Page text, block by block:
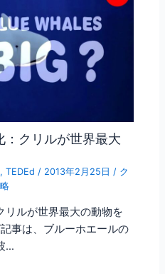
：クリルが世界最大
,TEDEd / 2013年2月25日 / ク
リルが世界最大の動物を
事は、ブルーホエールの
…